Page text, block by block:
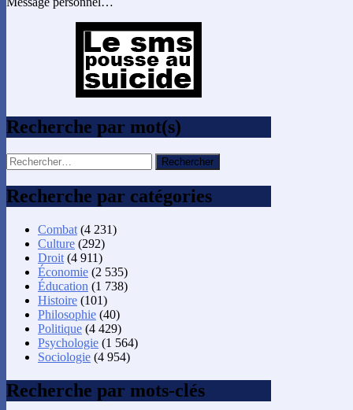
Recherche par mot(s)
Rechercher :
Recherche par catégories
Combat (4 231)
Culture (292)
Droit (4 911)
Économie (2 535)
Éducation (1 738)
Histoire (101)
Philosophie (40)
Politique (4 429)
Psychologie (1 564)
Sociologie (4 954)
Recherche par mots-clés